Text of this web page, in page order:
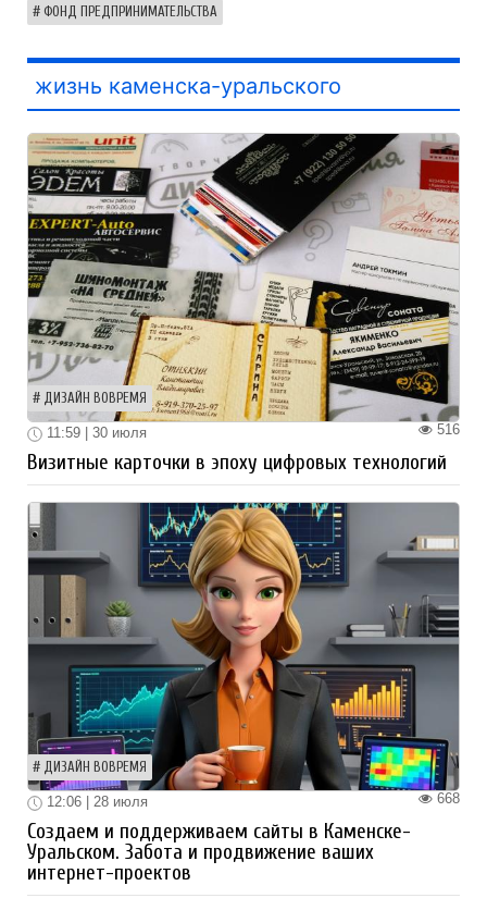
ФОНД ПРЕДПРИНИМАТЕЛЬСТВА
жизнь каменска-уральского
ДИЗАЙН ВОВРЕМЯ
516
11:59 | 30 июля
Визитные карточки в эпоху цифровых технологий
ДИЗАЙН ВОВРЕМЯ
668
12:06 | 28 июля
Создаем и поддерживаем сайты в Каменске-
Уральском. Забота и продвижение ваших
интернет-проектов